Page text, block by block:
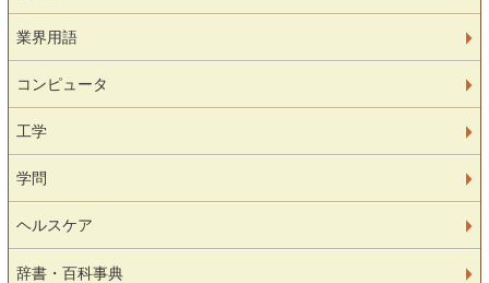
業界用語
コンピュータ
工学
学問
ヘルスケア
辞書・百科事典